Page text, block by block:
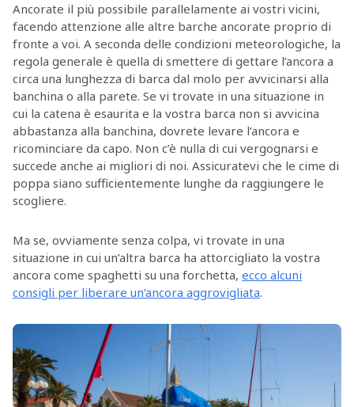
Ancorate il più possibile parallelamente ai vostri vicini,
facendo attenzione alle altre barche ancorate proprio di
fronte a voi. A seconda delle condizioni meteorologiche, la
regola generale è quella di smettere di gettare l’ancora a
circa una lunghezza di barca dal molo per avvicinarsi alla
banchina o alla parete. Se vi trovate in una situazione in
cui la catena è esaurita e la vostra barca non si avvicina
abbastanza alla banchina, dovrete levare l’ancora e
ricominciare da capo. Non c’è nulla di cui vergognarsi e
succede anche ai migliori di noi. Assicuratevi che le cime di
poppa siano sufficientemente lunghe da raggiungere le
scogliere.
Ma se, ovviamente senza colpa, vi trovate in una
situazione in cui un’altra barca ha attorcigliato la vostra
ancora come spaghetti su una forchetta, ecco alcuni
consigli per liberare un’ancora aggrovigliata.